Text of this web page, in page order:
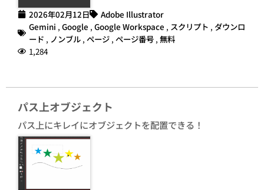
2026年02月12日
Adobe Illustrator
Gemini , Google , Google Workspace , スクリプト , ダウンロ
ード , ノンブル , ページ , ページ番号 , 無料
1,284
パス上オブジェクト
パス上にキレイにオブジェクトを配置できる！